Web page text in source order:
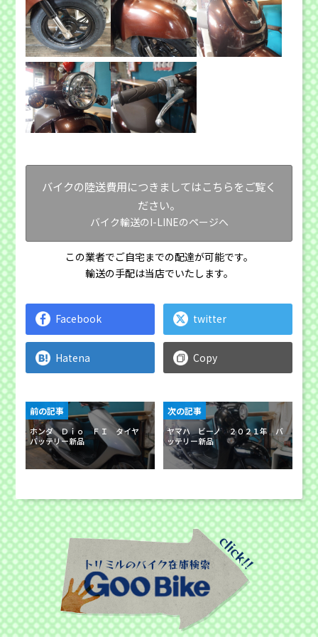
バイクの陸送費用につきましてはこちらをご覧く
ださい。
バイク輸送のI-LINEのページへ
この業者でご自宅までの配達が可能です。
輸送の手配は当店でいたします。
Facebook twitter
Hatena Copy
ホンダ Ｄｉｏ ＦＩ タイヤ
バッテリー新品
前の記事
ヤマハ ビーノ ２０２１年 バ
ッテリー新品
次の記事